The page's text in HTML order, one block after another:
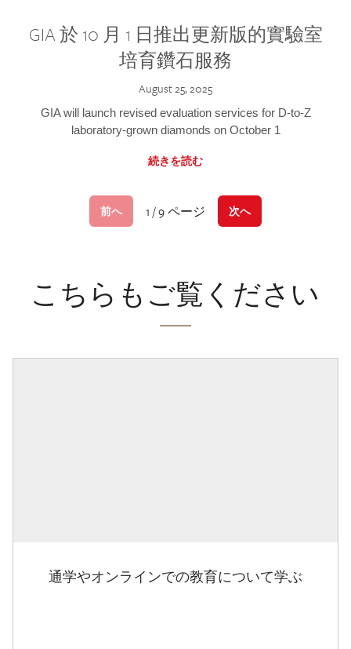
GIA 於 10 月 1 日推出更新版的實驗室
培育鑽石服務
August 25, 2025
GIA will launch revised evaluation services for D-to-Z
laboratory-grown diamonds on October 1
続きを読む
前へ 1 / 9 ページ 次へ
こちらもご覧ください
通学やオンラインでの教育について学ぶ